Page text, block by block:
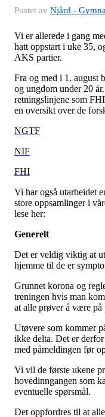
Postet av Njård -
Vi er allerede i gang
hatt oppstart i uke 35,
AKS partier.
Fra og med i 1. august
og ungdom under 20
retningslinjene som
en oversikt over de
NGTF
NIF
FHI
Vi har også utarbeidet
store oppsamlinger i
lese her:
Generelt
Det er veldig viktig at
hjemme til de er
Grunnet korona og
treningen hvis man
at alle prøver å være på
Utøvere som kommer
ikke delta. Det er
med påmeldingen før
Vi vil de første ukene
hovedinngangen som
eventuelle spørsmål.
Det oppfordres til at